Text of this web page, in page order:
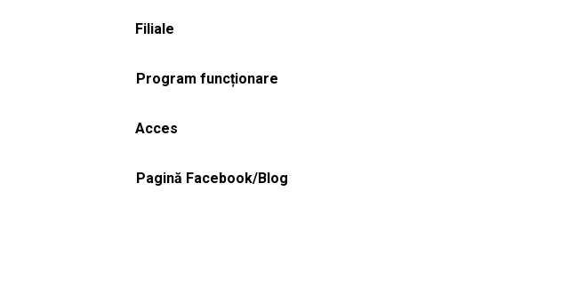
Filiale
Program funcționare
Acces
Pagină Facebook/Blog